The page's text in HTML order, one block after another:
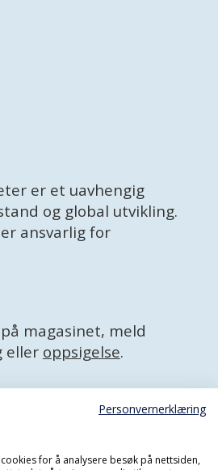
er et uavhengig
og global utvikling.
ansvarlig for
på magasinet, meld
eller oppsigelse.
Personvernerklæring
for å analysere besøk på nettsiden,